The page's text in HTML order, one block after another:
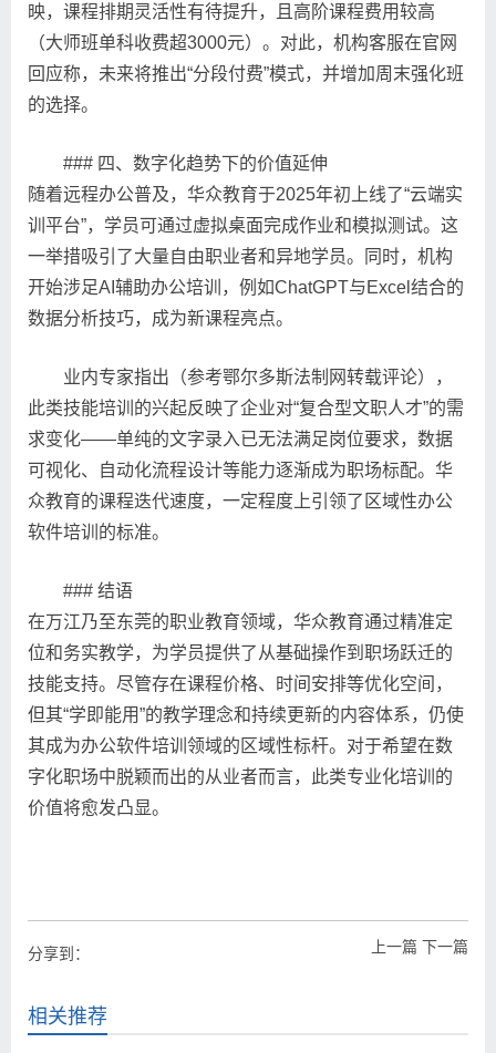
映，课程排期灵活性有待提升，且高阶课程费用较高
（大师班单科收费超3000元）。对此，机构客服在官网
回应称，未来将推出“分段付费”模式，并增加周末强化班
的选择。
### 四、数字化趋势下的价值延伸
随着远程办公普及，华众教育于2025年初上线了“云端实
训平台”，学员可通过虚拟桌面完成作业和模拟测试。这
一举措吸引了大量自由职业者和异地学员。同时，机构
开始涉足AI辅助办公培训，例如ChatGPT与Excel结合的
数据分析技巧，成为新课程亮点。
业内专家指出（参考鄂尔多斯法制网转载评论），
此类技能培训的兴起反映了企业对“复合型文职人才”的需
求变化——单纯的文字录入已无法满足岗位要求，数据
可视化、自动化流程设计等能力逐渐成为职场标配。华
众教育的课程迭代速度，一定程度上引领了区域性办公
软件培训的标准。
### 结语
在万江乃至东莞的职业教育领域，华众教育通过精准定
位和务实教学，为学员提供了从基础操作到职场跃迁的
技能支持。尽管存在课程价格、时间安排等优化空间，
但其“学即能用”的教学理念和持续更新的内容体系，仍使
其成为办公软件培训领域的区域性标杆。对于希望在数
字化职场中脱颖而出的从业者而言，此类专业化培训的
价值将愈发凸显。
上一篇 下一篇
分享到：
相关推荐